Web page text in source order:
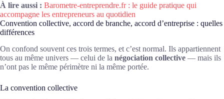
À lire aussi : Barometre-entreprendre.fr : le guide pratique qui
accompagne les entrepreneurs au quotidien
Convention collective, accord de branche, accord d’entreprise : quelles
différences
On confond souvent ces trois termes, et c’est normal. Ils appartiennent
tous au même univers — celui de la négociation collective — mais ils
n’ont pas le même périmètre ni la même portée.
La convention collective